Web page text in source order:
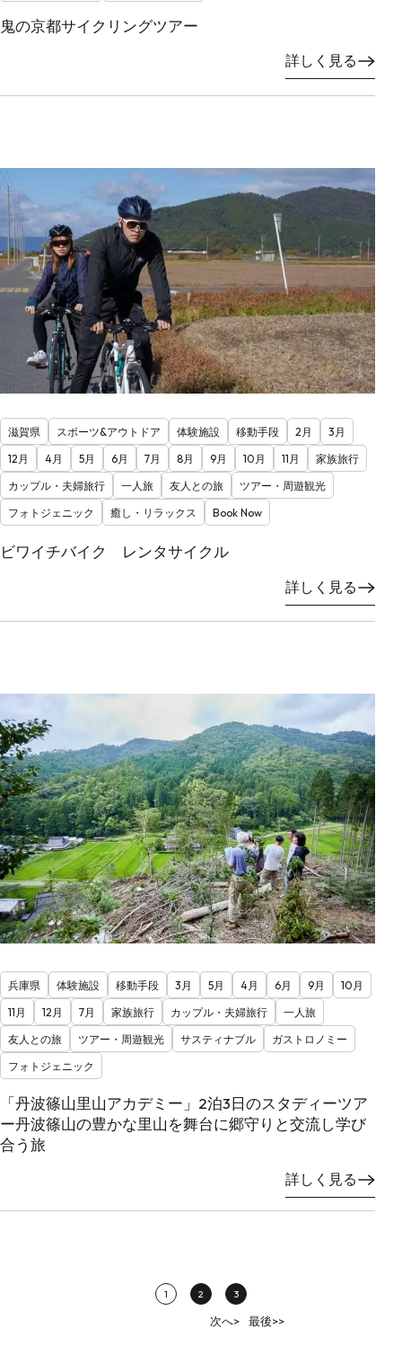
鬼の京都サイクリングツアー
詳しく見る
滋賀県 スポーツ&アウトドア 体験施設 移動手段 2月
3月
12月
4月 5月 6月 7月 8月 9月 10月 11月
家族旅行
カップル・夫婦旅行
一人旅 友人との旅
ツアー・周遊観光
フォトジェニック
癒し・リラックス Book Now
ビワイチバイク レンタサイクル
詳しく見る
兵庫県 体験施設 移動手段 3月 5月 4月 6月 9月
10月
11月
12月 7月 家族旅行 カップル・夫婦旅行
一人旅
友人との旅
ツアー・周遊観光 サスティナブル
ガストロノミー
フォトジェニック
「丹波篠山里山アカデミー」2泊3日のスタディーツア
ー丹波篠山の豊かな里山を舞台に郷守りと交流し学び
合う旅
詳しく見る
1 2 3
次へ> 最後>>